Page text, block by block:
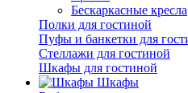
Бескаркасные кресла
Полки для гостиной
Пуфы и банкетки для
Стеллажи для гостиной
Шкафы для гостиной
Шкафы